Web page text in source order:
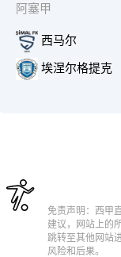
阿塞甲
西马尔
埃涅尔格提克
免责声明：西甲
建议，网站上的
跳转至其他网站
风险和后果。